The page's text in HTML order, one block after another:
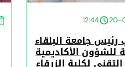
20-
12:44
رئيس جامعة البلقاء
للشؤون الأكاديمية
لكلية الزرقاء